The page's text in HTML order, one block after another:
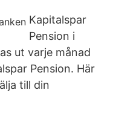
Kapitalspar
Pension i
ut varje månad
Pension. Här
till din